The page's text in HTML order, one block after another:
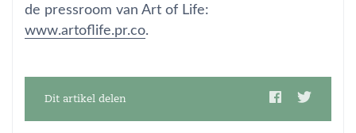
de pressroom van Art of Life:
www.artoflife.pr.co.
Dit artikel delen